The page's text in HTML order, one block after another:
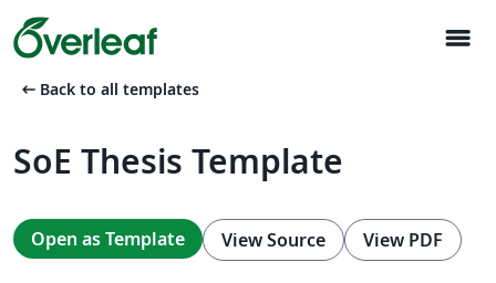
menu
arrow_left_alt Back to all templates
SoE Thesis Template
Open as Template View Source View PDF